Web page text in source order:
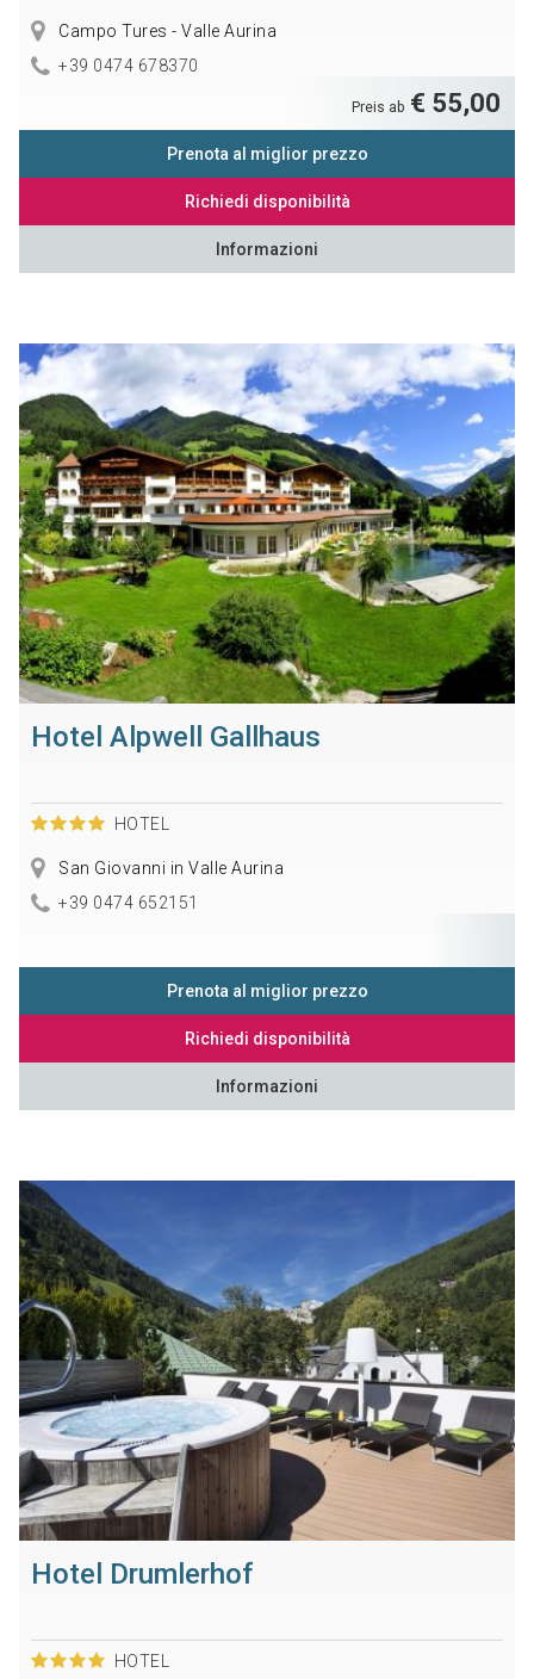
Campo Tures - Valle Aurina
+39 0474 678370
Preis ab € 55,00
Prenota al miglior prezzo
Richiedi disponibilità
Informazioni
Hotel Alpwell Gallhaus
HOTEL
San Giovanni in Valle Aurina
+39 0474 652151
Prenota al miglior prezzo
Richiedi disponibilità
Informazioni
Hotel Drumlerhof
HOTEL